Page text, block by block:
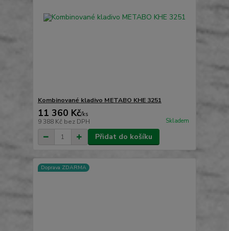
Kombinované kladivo METABO KHE 3251
11 360 Kč/ks
9 388 Kč bez DPH Skladem
Přidat do košíku
Doprava ZDARMA